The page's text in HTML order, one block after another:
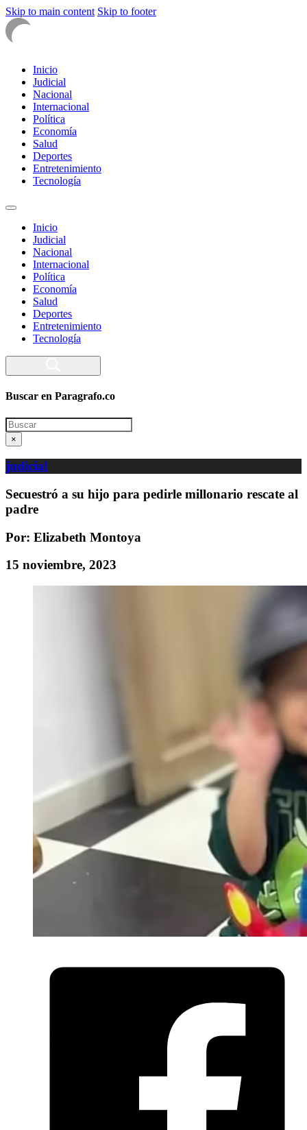
Skip to main content Skip to footer
Inicio
Judicial
Nacional
Internacional
Política
Economía
Salud
Deportes
Entretenimiento
Tecnología
Inicio
Judicial
Nacional
Internacional
Política
Economía
Salud
Deportes
Entretenimiento
Tecnología
Buscar en Paragrafo.co
Search
×
judicial
Secuestró a su hijo para pedirle millonario rescate al
padre
Por: Elizabeth Montoya
15 noviembre, 2023